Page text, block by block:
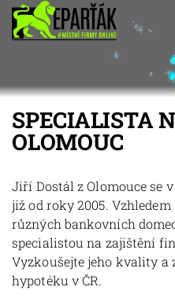
SPECIALISTA
OLOMOUC
Jiří Dostál z Olomouce se
již od roky 2005.
různých bankovních
specialistou na zajištění
Vyzkoušejte jeho kvality a
hypotéku v ČR.